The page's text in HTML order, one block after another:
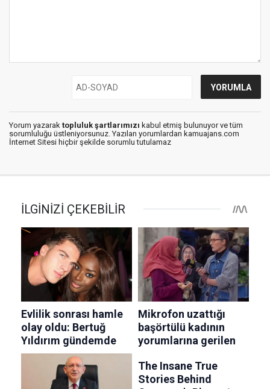
Yorum yazarak topluluk şartlarımızı kabul etmiş bulunuyor ve tüm
sorumluluğu üstleniyorsunuz. Yazılan yorumlardan kamuajans.com
İnternet Sitesi hiçbir şekilde sorumlu tutulamaz